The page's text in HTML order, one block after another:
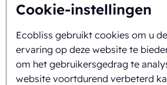
Cookie-instellingen
Ecobliss gebruikt cookies om u
ervaring op deze website te
om het gebruikersgedrag te
website voortdurend verbeterd